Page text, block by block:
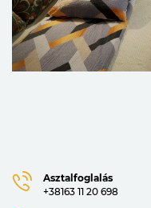
Asztalfoglalás
+38163 11 20 698